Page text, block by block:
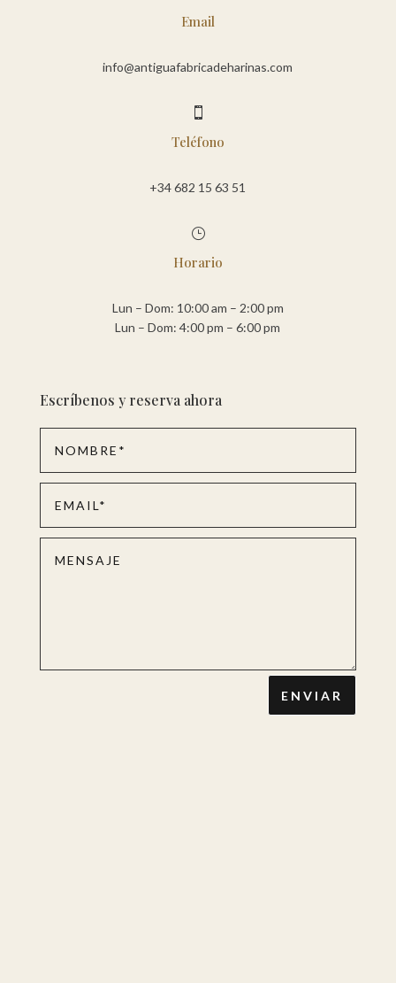
Email
info@antiguafabricadeharinas.com

Teléfono
+34 682 15 63 51
}
Horario
Lun – Dom: 10:00 am – 2:00 pm
Lun – Dom: 4:00 pm – 6:00 pm
Escríbenos y reserva ahora
ENVIAR